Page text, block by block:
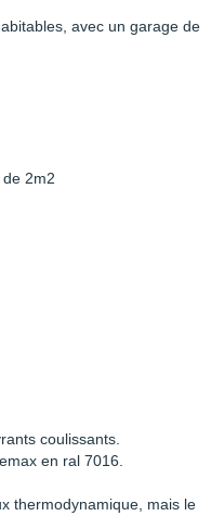
avec un garage de
2m2
coulissants.
en ral 7016.
thermodynamique, mais le